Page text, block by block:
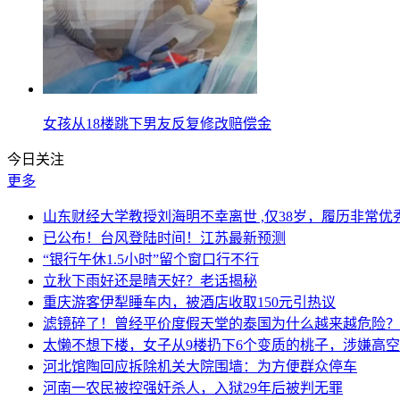
女孩从18楼跳下男友反复修改赔偿金
今日关注
更多
山东财经大学教授刘海明不幸离世 ,仅38岁，履历非常优
已公布！台风登陆时间！江苏最新预测
“银行午休1.5小时”留个窗口行不行
立秋下雨好还是晴天好？老话揭秘
重庆游客伊犁睡车内，被酒店收取150元引热议
滤镜碎了！曾经平价度假天堂的泰国为什么越来越危险？
太懒不想下楼，女子从9楼扔下6个变质的桃子，涉嫌高
河北馆陶回应拆除机关大院围墙：为方便群众停车
河南一农民被控强奸杀人，入狱29年后被判无罪